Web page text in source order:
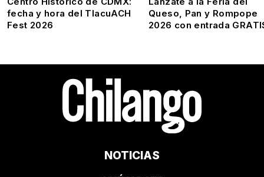
fecha y hora del TlacuACH
Fest 2026
Queso, Pan y Rompope
2026 con entrada
NOTICIAS